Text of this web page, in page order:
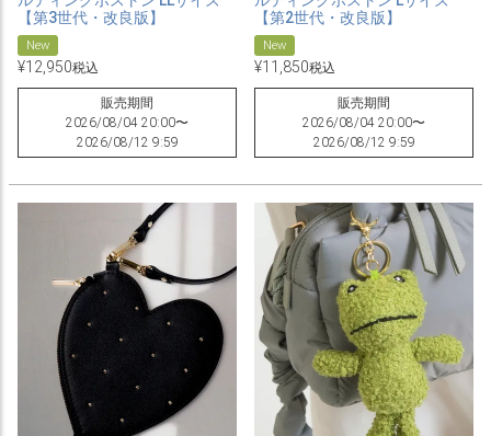
【第3世代・改良版】
New
¥12,950税込
販売期間
2026/08/04 20:00〜
2026/08/12 9:59
【第2世代・改良版】
New
¥11,850税込
販売期間
2026/08/04 20:00〜
2026/08/12 9:59